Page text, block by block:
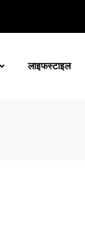
लाइफस्टाइल